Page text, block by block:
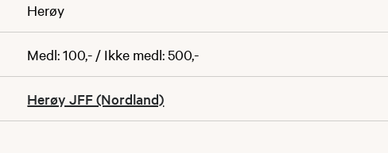
Herøy
Medl: 100,- / Ikke medl: 500,-
Herøy JFF (Nordland)